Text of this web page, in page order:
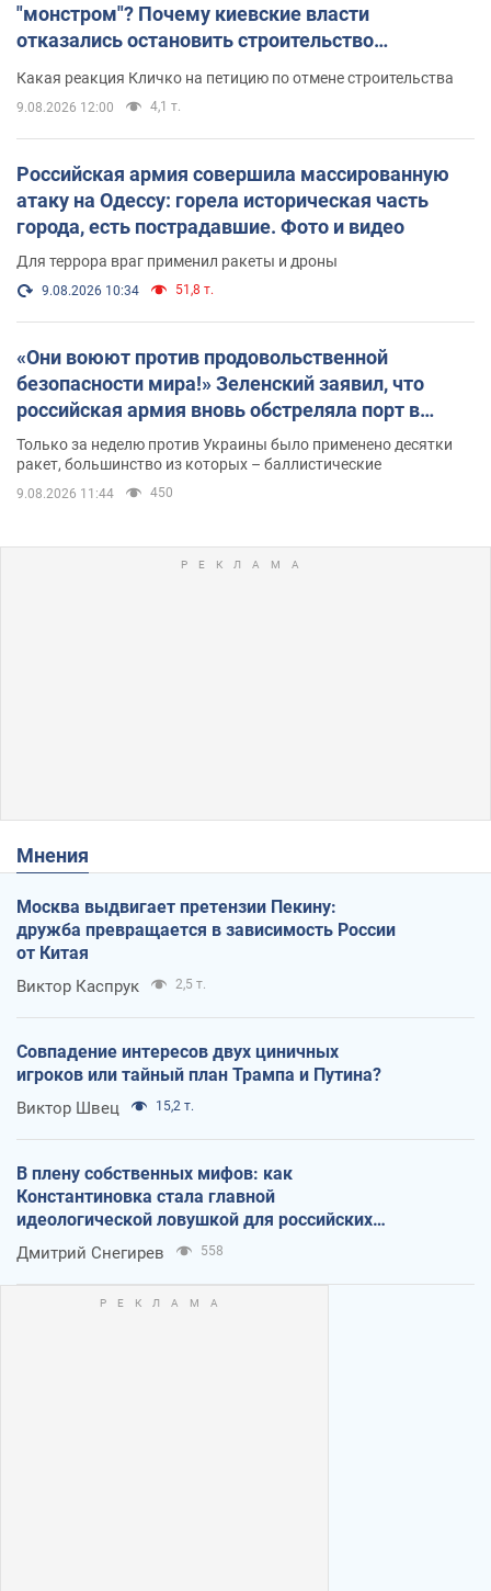
"монстром"? Почему киевские власти
отказались остановить строительство
Какая реакция Кличко на петицию по отмене строительства
9.08.2026 12:00 4,1 т.
Российская армия совершила массированную
атаку на Одессу: горела историческая часть
города, есть пострадавшие. Фото и видео
Для террора враг применил ракеты и дроны
9.08.2026 10:34 51,8 т.
«Они воюют против продовольственной
безопасности мира!» Зеленский заявил, что
российская армия вновь обстреляла порт в
Одессе
Только за неделю против Украины было применено десятки
ракет, большинство из которых – баллистические
9.08.2026 11:44 450
Мнения
Москва выдвигает претензии Пекину:
дружба превращается в зависимость России
от Китая
Виктор Каспрук 2,5 т.
Совпадение интересов двух циничных
игроков или тайный план Трампа и Путина?
Виктор Швец 15,2 т.
В плену собственных мифов: как
Константиновка стала главной
идеологической ловушкой для российских
оккупантов
Дмитрий Снегирев 558